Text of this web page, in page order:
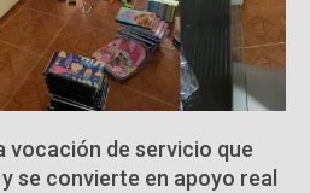
vocación de servicio que
se convierte en apoyo real